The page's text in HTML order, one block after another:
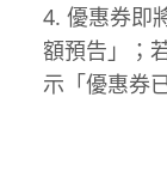
優惠券即
額預告」；
示「優惠券